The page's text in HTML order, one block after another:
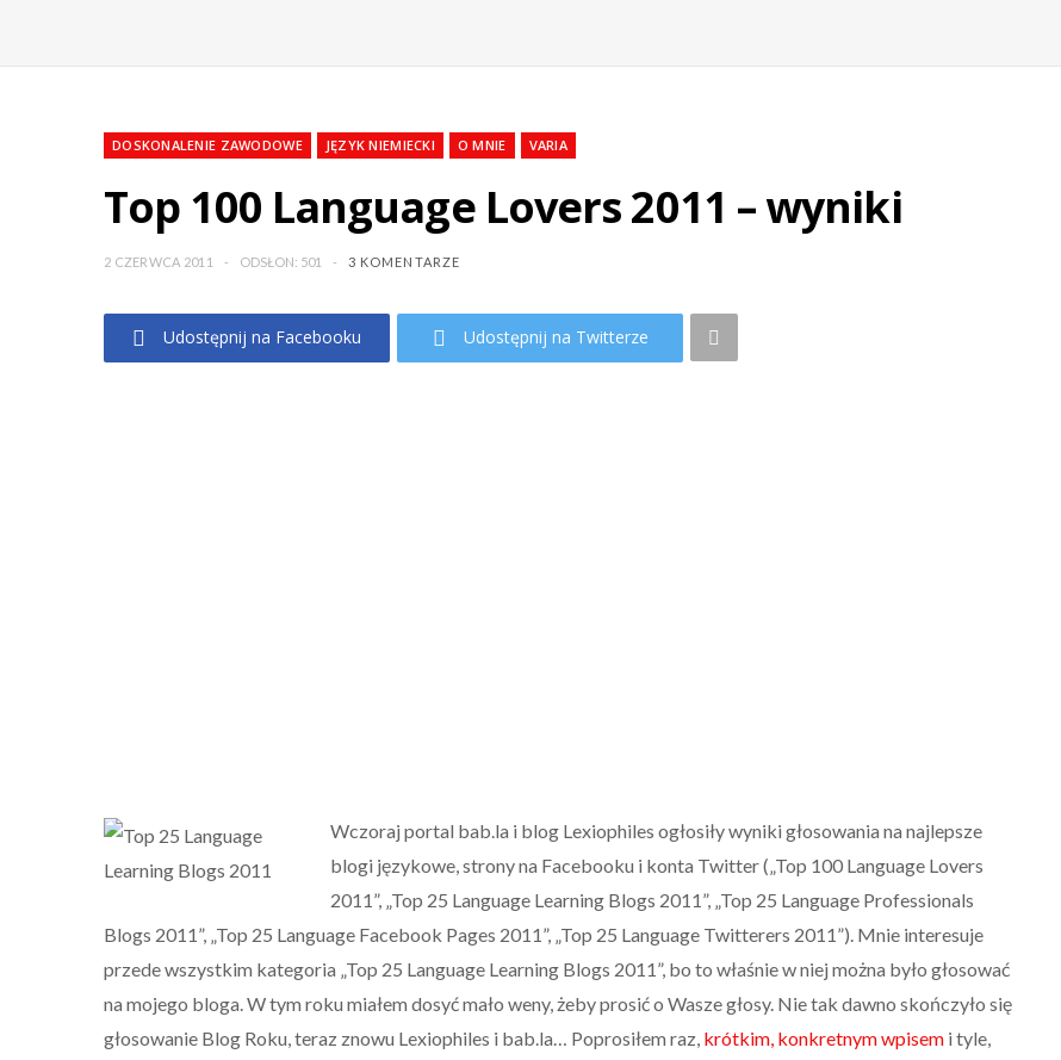
DOSKONALENIE ZAWODOWE JĘZYK NIEMIECKI O MNIE VARIA
Top 100 Language Lovers 2011 – wyniki
2 CZERWCA 2011 ODSŁON: 501 3 KOMENTARZE
Udostępnij na Facebooku Udostępnij na Twitterze
Wczoraj portal bab.la i blog Lexiophiles ogłosiły wyniki głosowania na najlepsze
blogi językowe, strony na Facebooku i konta Twitter („Top 100 Language Lovers
2011”, „Top 25 Language Learning Blogs 2011”, „Top 25 Language Professionals
Blogs 2011”, „Top 25 Language Facebook Pages 2011”, „Top 25 Language Twitterers 2011”). Mnie interesuje
przede wszystkim kategoria „Top 25 Language Learning Blogs 2011”, bo to właśnie w niej można było głosować
na mojego bloga. W tym roku miałem dosyć mało weny, żeby prosić o Wasze głosy. Nie tak dawno skończyło się
głosowanie Blog Roku, teraz znowu Lexiophiles i bab.la… Poprosiłem raz, krótkim, konkretnym wpisem i tyle,